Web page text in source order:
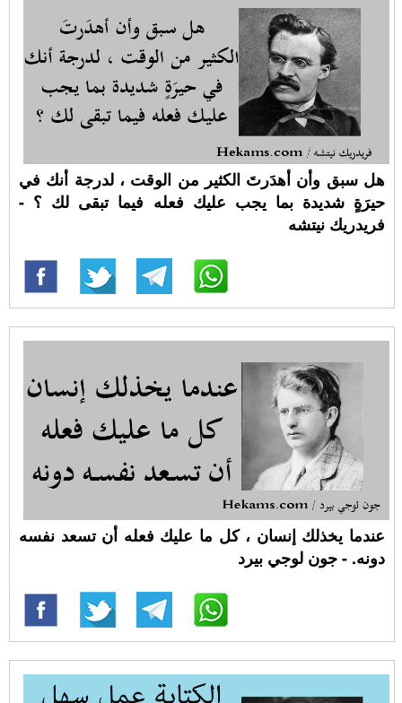
هل سبق وأن أهدَرتَ الكثير من الوقت ، لدرجة أنك في
حيرَةٍ شديدة بما يجب عليك فعله فيما تبقى لك ؟ -
فريدريك نيتشه
عندما يخذلك إنسان ، كل ما عليك فعله أن تسعد نفسه
دونه. - جون لوجي بيرد